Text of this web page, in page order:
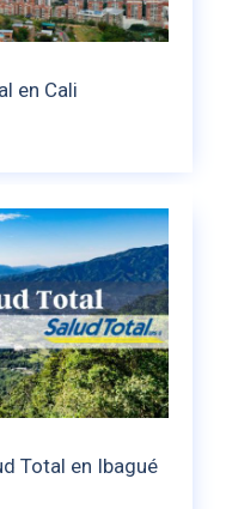
en Cali
Total en Ibagué